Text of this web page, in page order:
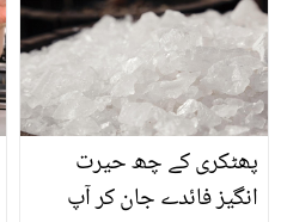
جوس بنانے کا ایسا طریقہ
جو ان بیماریوں کے علاج
میں مفید ہے
پھٹکری کے چھ حیرت
انگیز فائدے جان کر آپ